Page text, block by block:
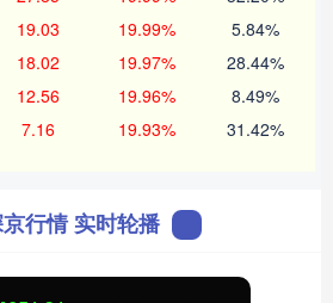
19.03 19.99% 5.84%
18.02 19.97% 28.44%
12.56 19.96% 8.49%
7.16 19.93% 31.42%
行情 实时轮播